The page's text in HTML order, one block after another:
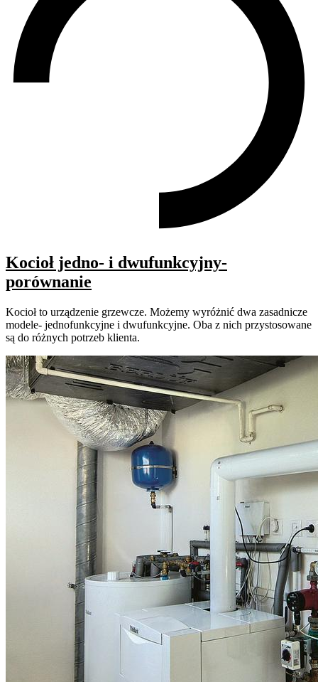
Kocioł jedno- i dwufunkcyjny-
porównanie
Kocioł to urządzenie grzewcze. Możemy wyróżnić dwa zasadnicze
modele- jednofunkcyjne i dwufunkcyjne. Oba z nich przystosowane
są do różnych potrzeb klienta.